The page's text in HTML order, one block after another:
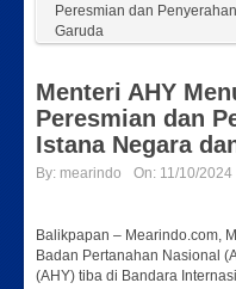
Peresmian dan
Garuda
Menteri AHY
Peresmian dan
Istana Negara
By: mearindo On: 11/10/2024
Balikpapan – Mearindo.com,
Badan Pertanahan Nasional
(AHY) tiba di Bandara